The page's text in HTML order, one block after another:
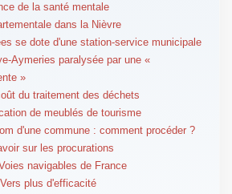
de la santé mentale
dans la Nièvre
se dote d'une station-service municipale
Aymeries paralysée par une «
»
du traitement des déchets
de meublés de tourisme
d'une commune : comment procéder ?
sur les procurations
navigables de France
plus d'efficacité